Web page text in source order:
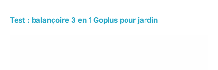
Test : balançoire 3 en 1 Goplus pour jardin